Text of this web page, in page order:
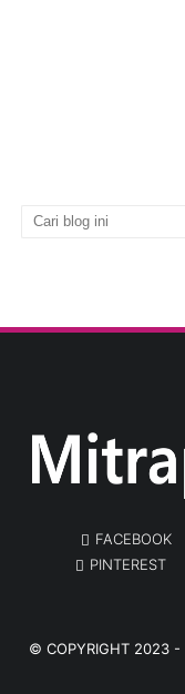
FACEBOOK
PINTEREST
© COPYRIGHT 2023 -